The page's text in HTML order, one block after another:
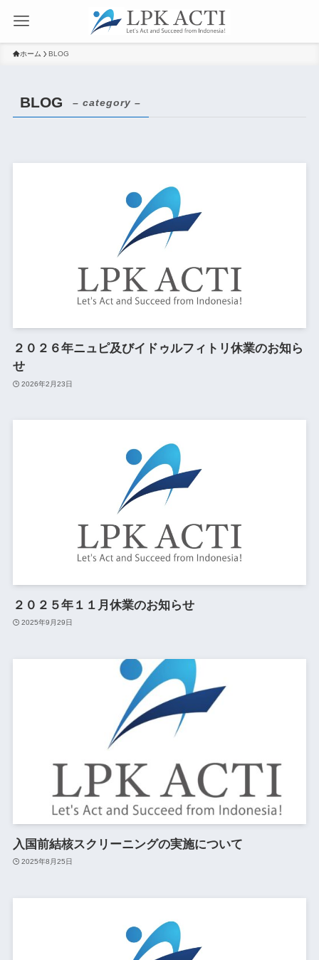
ホーム BLOG
BLOG – category –
２０２６年ニュピ及びイドゥルフィトリ休業のお知ら
せ
2026年2月23日
２０２５年１１月休業のお知らせ
2025年9月29日
入国前結核スクリーニングの実施について
2025年8月25日